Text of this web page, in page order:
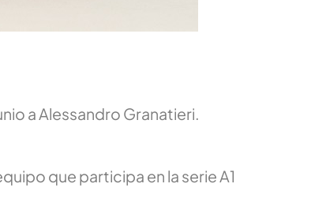
a Alessandro Granatieri.
que participa en la serie A1